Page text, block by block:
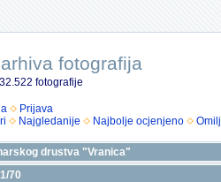
fotografija
fotografije
Prijava
Najgledanije Najbolje ocjenjeno
drustva "Vranica"
70